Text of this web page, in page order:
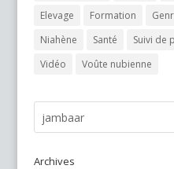
Elevage
Formation
Niahène
Santé Suivi de
Vidéo
Voûte nubienne
Archives